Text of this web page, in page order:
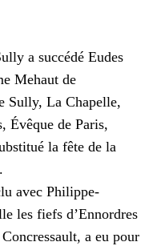
a succédé Eudes
Mehaut de
Sully, La Chapelle,
Évêque de Paris,
la fête de la
avec Philippe-
les fiefs d’Ennordres
a eu pour